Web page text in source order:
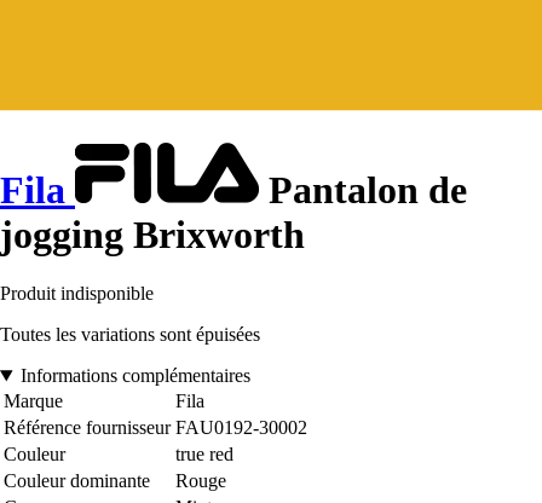
Fila
Pantalon de
jogging Brixworth
Produit indisponible
Toutes les variations sont épuisées
Informations complémentaires
Marque
Fila
Référence fournisseur FAU0192-30002
Couleur
true red
Couleur dominante
Rouge